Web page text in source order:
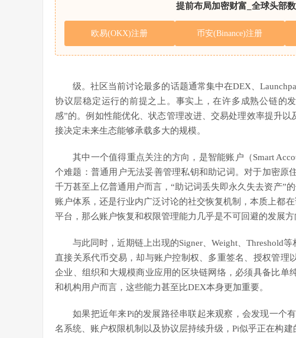
提前布局加密财富_全球头部
欧易(OKX)注册 币安(Binance)注册
级。社区当前讨论最多的话题通常集中在DEX、
协议层稳定运行的前提之上。事实上，在许多成熟公链的
感”的。例如性能优化、状态管理改进、交易处理效率提升
接决定未来生态能够承载多大的规模。
其中一个值得重点关注的方向，是智能账户（Smart
个难题：普通用户无法妥善管理私钥和助记词。对于加密原
千万甚至上亿普通用户而言，“助记词丢失即永久失去资产”
账户体系，还是行业内广泛讨论的社交恢复机制，本质上都
平台，那么账户恢复和权限管理能力几乎是不可回避的发展方
与此同时，近期链上出现的Signer、Weight、Threshold
直接关系代币交易，却与账户控制权、多重签名、授权管
企业、组织和大规模商业应用的区块链网络，必须具备比
和机构用户而言，这些能力甚至比DEX本身更加重要。
如果把近年来Pi的发展路径串联起来观察，会发现一个
名系统、账户权限机制以及协议层持续升级，Pi似乎正在构